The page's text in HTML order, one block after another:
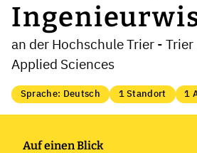
an der Hochschule Trier -
Applied Sciences
Sprache: Deutsch 1 Standort 1
Auf einen Blick